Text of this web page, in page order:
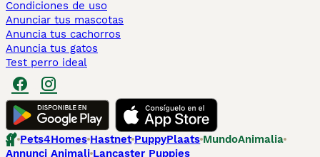
Condiciones de uso
Anunciar tus mascotas
Anuncia tus cachorros
Anuncia tus gatos
Test perro ideal
Pets4Homes Hastnet PuppyPlaats MundoAnimalia
Annunci Animali Lancaster Puppies